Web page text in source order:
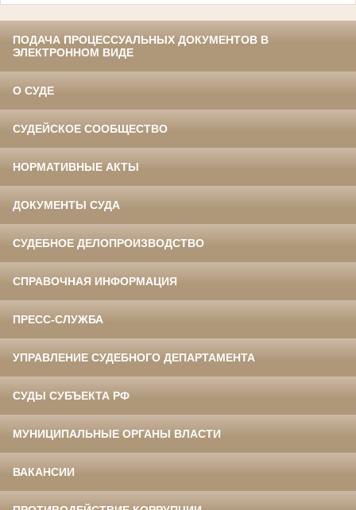
ПОДАЧА ПРОЦЕССУАЛЬНЫХ ДОКУМЕНТОВ В
ЭЛЕКТРОННОМ ВИДЕ
О СУДЕ
СУДЕЙСКОЕ СООБЩЕСТВО
НОРМАТИВНЫЕ АКТЫ
ДОКУМЕНТЫ СУДА
СУДЕБНОЕ ДЕЛОПРОИЗВОДСТВО
СПРАВОЧНАЯ ИНФОРМАЦИЯ
ПРЕСС-СЛУЖБА
УПРАВЛЕНИЕ СУДЕБНОГО ДЕПАРТАМЕНТА
СУДЫ СУБЪЕКТА РФ
МУНИЦИПАЛЬНЫЕ ОРГАНЫ ВЛАСТИ
ВАКАНСИИ